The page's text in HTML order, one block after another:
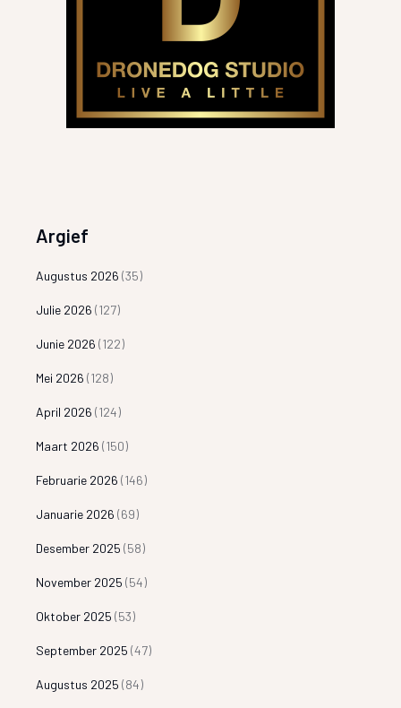
Argief
Augustus 2026 (35)
Julie 2026 (127)
Junie 2026 (122)
Mei 2026 (128)
April 2026 (124)
Maart 2026 (150)
Februarie 2026 (146)
Januarie 2026 (69)
Desember 2025 (58)
November 2025 (54)
Oktober 2025 (53)
September 2025 (47)
Augustus 2025 (84)